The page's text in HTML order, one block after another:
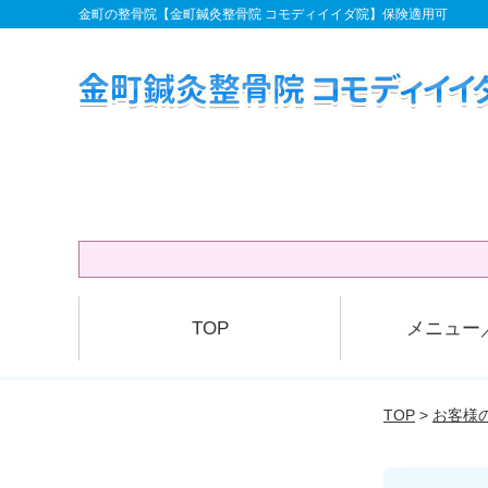
金町の整骨院【金町鍼灸整骨院 コモディイイダ院】保険適用可
TOP メニュー
TOP > お客様